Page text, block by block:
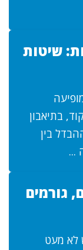
שיטות
בתיאבון
בין
...
גורמים
לא מעט